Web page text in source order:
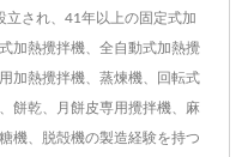
立され、41年以上の固定式加
加熱攪拌機、全自動式加熱攪
加熱攪拌機、蒸煉機、回転式
餅乾、月餅皮専用攪拌機、麻
機、脱殻機の製造経験を持つ